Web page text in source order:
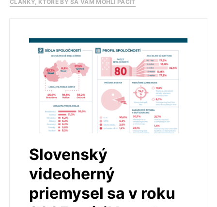
ČLÁNKY, KTORÉ BY SA VÁM MOHLI PÁČIŤ
Slovenský
videoherný
priemysel sa v roku